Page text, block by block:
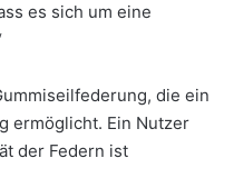
es sich um eine
die ein
ermöglicht. Ein Nutzer
der Federn ist